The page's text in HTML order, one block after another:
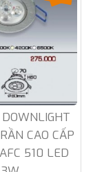
CAO CẤP
510 LED